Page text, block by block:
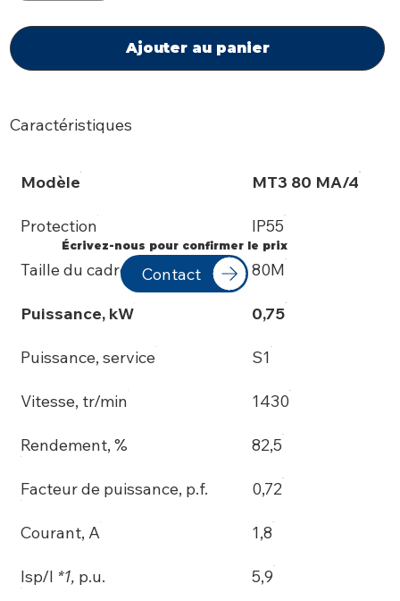
Ajouter au panier
Caractéristiques
Modèle MT3 80 MA/4
Protection IP55
Taille du cadre, CEI 80M
Puissance, kW 0,75
Puissance, service S1
Vitesse, tr/min 1430
Rendement, % 82,5
Facteur de puissance, p.f. 0,72
Courant, A 1,8
Isp/I *1, p.u. 5,9
Écrivez-nous pour confirmer le prix
Contact